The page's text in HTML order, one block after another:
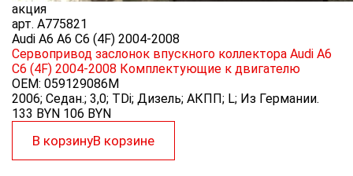
акция
арт. A775821
Audi A6 A6 C6 (4F) 2004-2008
Сервопривод заслонок впускного коллектора Audi A6
C6 (4F) 2004-2008 Комплектующие к двигателю
OEM: 059129086M
2006; Седан.; 3,0; TDi; Дизель; АКПП; L; Из Германии.
133 BYN 106 BYN
В корзинуВ корзине